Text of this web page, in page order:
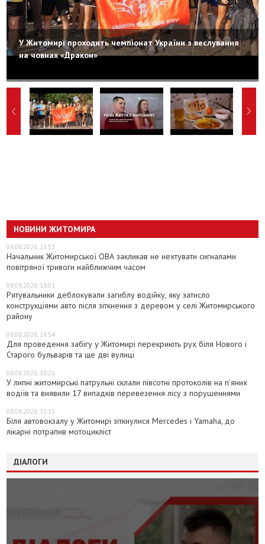
У Житомирі проходить чемпіонат України з веслування
на човнах «Дракон»
НОВИНИ ЖИТОМИРА
08.08.2026, 21:53
Начальник Житомирської ОВА закликав не нехтувати сигналами
повітряної тривоги найближчим часом
08.08.2026, 18:01
Рятувальники деблокували загиблу водійку, яку затисло
конструкціями авто після зіткнення з деревом у селі Житомирського
району
08.08.2026, 16:54
Для проведення забігу у Житомирі перекриють рух біля Нового і
Старого бульварів та ще дві вулиці
08.08.2026, 16:26
У липні житомирські патрульні склали півсотні протоколів на пʼяних
водіїв та виявили 17 випадків перевезення лісу з порушеннями
08.08.2026, 15:13
Біля автовокзалу у Житомирі зіткнулися Mercedes і Yamaha, до
лікарні потрапив мотоцикліст
ДІАЛОГИ